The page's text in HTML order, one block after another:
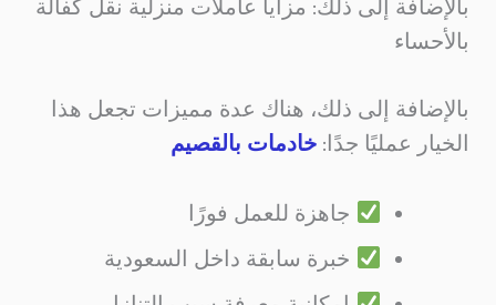
بالإضافة إلى ذلك: مزايا عاملات منزلية نقل كفالة
بالأحساء
بالإضافة إلى ذلك، هناك عدة مميزات تجعل هذا
الخيار عمليًا جدًا: خادمات بالقصيم
جاهزة للعمل فورًا
خبرة سابقة داخل السعودية